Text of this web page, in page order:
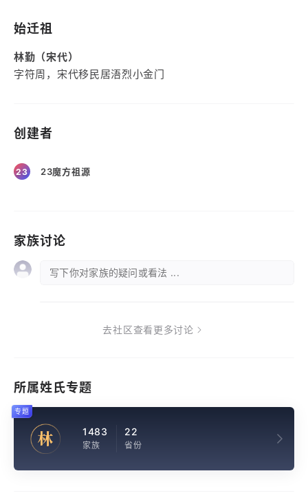
始迁祖
林勤（宋代）
字符周，宋代移民居浯烈小金门
创建者
23 23魔方祖源
家族讨论
写下你对家族的疑问或看法 ...
去社区查看更多讨论
所属姓氏专题
林 1483
家族
22
省份
专题